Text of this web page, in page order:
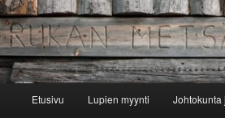
Etusivu Lupien myynti Johtokunta